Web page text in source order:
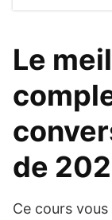
Le
de
Ce cours